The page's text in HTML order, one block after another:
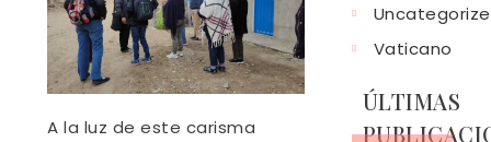
A la luz de este carisma
Vaticano
ÚLTIMAS